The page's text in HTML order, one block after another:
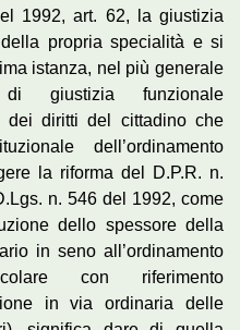
1992, art. 62, la giustizia
propria specialità e si
istanza, nel più generale
giustizia funzionale
dei diritti del cittadino che
dell’ordinamento
la riforma del D.P.R. n.
n. 546 del 1992, come
dello spessore della
in seno all’ordinamento
con riferimento
in via ordinaria delle